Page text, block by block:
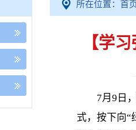
所在位置： 首
【学
7月9日
式，按下向“